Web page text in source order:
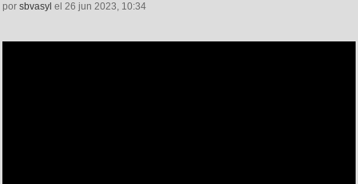
por sbvasyl el 26 jun 2023, 10:34